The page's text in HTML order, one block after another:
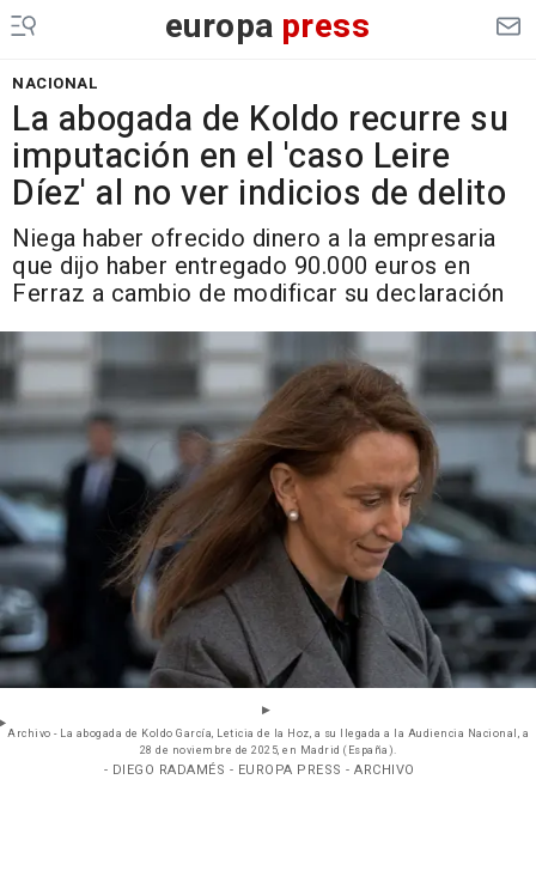
europa press
NACIONAL
La abogada de Koldo recurre su
imputación en el 'caso Leire
Díez' al no ver indicios de delito
Niega haber ofrecido dinero a la empresaria
que dijo haber entregado 90.000 euros en
Ferraz a cambio de modificar su declaración
Archivo - La abogada de Koldo García, Leticia de la Hoz, a su llegada a la Audiencia Nacional, a
28 de noviembre de 2025, en Madrid (España).
- DIEGO RADAMÉS - EUROPA PRESS - ARCHIVO